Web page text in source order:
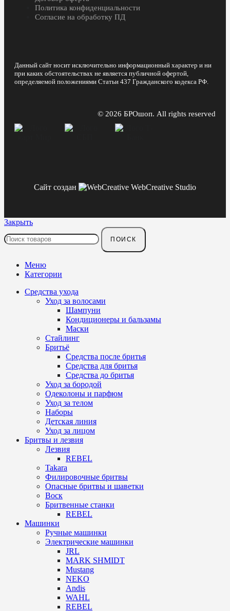
Политика конфиденциальности
Согласие на обработку ПД
Данный сайт носит исключительно информационный характер и ни
при каких обстоятельствах не является публичной офертой,
определяемой положениями Статьи 437 Гражданского кодекса РФ.
© 2026 БРОшоп. All rights reserved
Сайт создан WebCreative Studio
Закрыть
ПОИСК
Меню
Категории
Средства ухода
Уход за волосами
Шампуни
Кондиционеры и бальзамы
Маски
Стайлинг
Бритьё
Средства после бритья
Средства для бритья
Средства до бритья
Уход за бородой
Одеколоны и парфюм
Уход за телом
Наборы
Детская линия
Уход за лицом
Бритвы и лезвия
Лезвия
REBEL
Takara
Филировочные бритвы
Опасные бритвы и шаветки
Воск
Бритвенные станки
REBEL
Машинки
Ручные машинки
Электрические машинки
JRL
MARK SHMIDT
Mustang
NEKO
Andis
WAHL
REBEL